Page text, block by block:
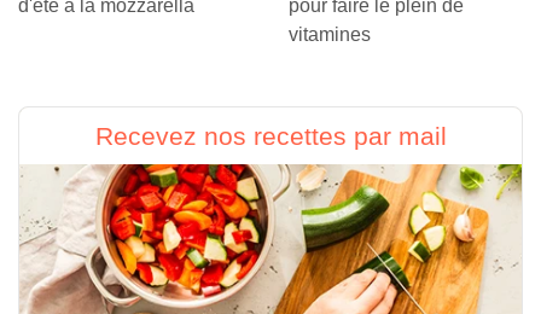
d'été à la mozzarella
pour faire le plein de
vitamines
Recevez nos recettes par mail